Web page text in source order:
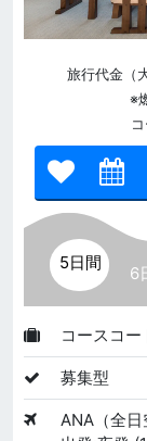
旅行代金（
※
5日間
6
コースコ
募集型
ANA（全日